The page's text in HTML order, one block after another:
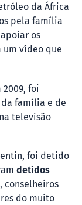
da África
pela família
os
um vídeo que
2009, foi
família e de
televisão
foi detido
detidos
, conselheiros
do muito